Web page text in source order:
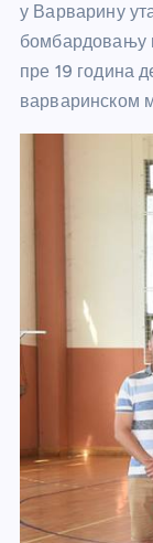
у Варварину
бомбардовању
пре 19 година
варваринском